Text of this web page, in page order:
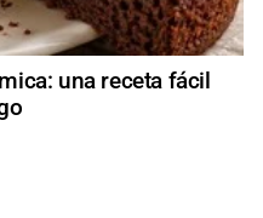
una receta fácil